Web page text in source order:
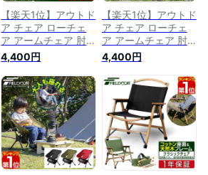
料]
【楽天1位】アウトド
ア チェア ローチェ
ア アームチェア 肘
付き 肘掛け 折りた
たみ 椅子 軽量 耐荷
重 120kg リラックス
チェア アームレスト
ひじ掛け コンパクト
ロータイプ ハイバッ
ク 座椅子 折りたた
みチェア いす チェ
ア FIELDOOR 1年保
証 ■[送料無料]
4,400円
【楽天1位】アウトド
ア チェア ローチェ
ア アームチェア 肘
付き 肘掛け 折りた
たみ 椅子 軽量 耐荷
重 120kg リラックス
チェア アームレスト
ひじ掛け コンパクト
ロータイプ ハイバッ
ク 座椅子 折りたた
みチェア いす チェ
ア FIELDOOR 1年保
証 ★[送料無料]
4,400円